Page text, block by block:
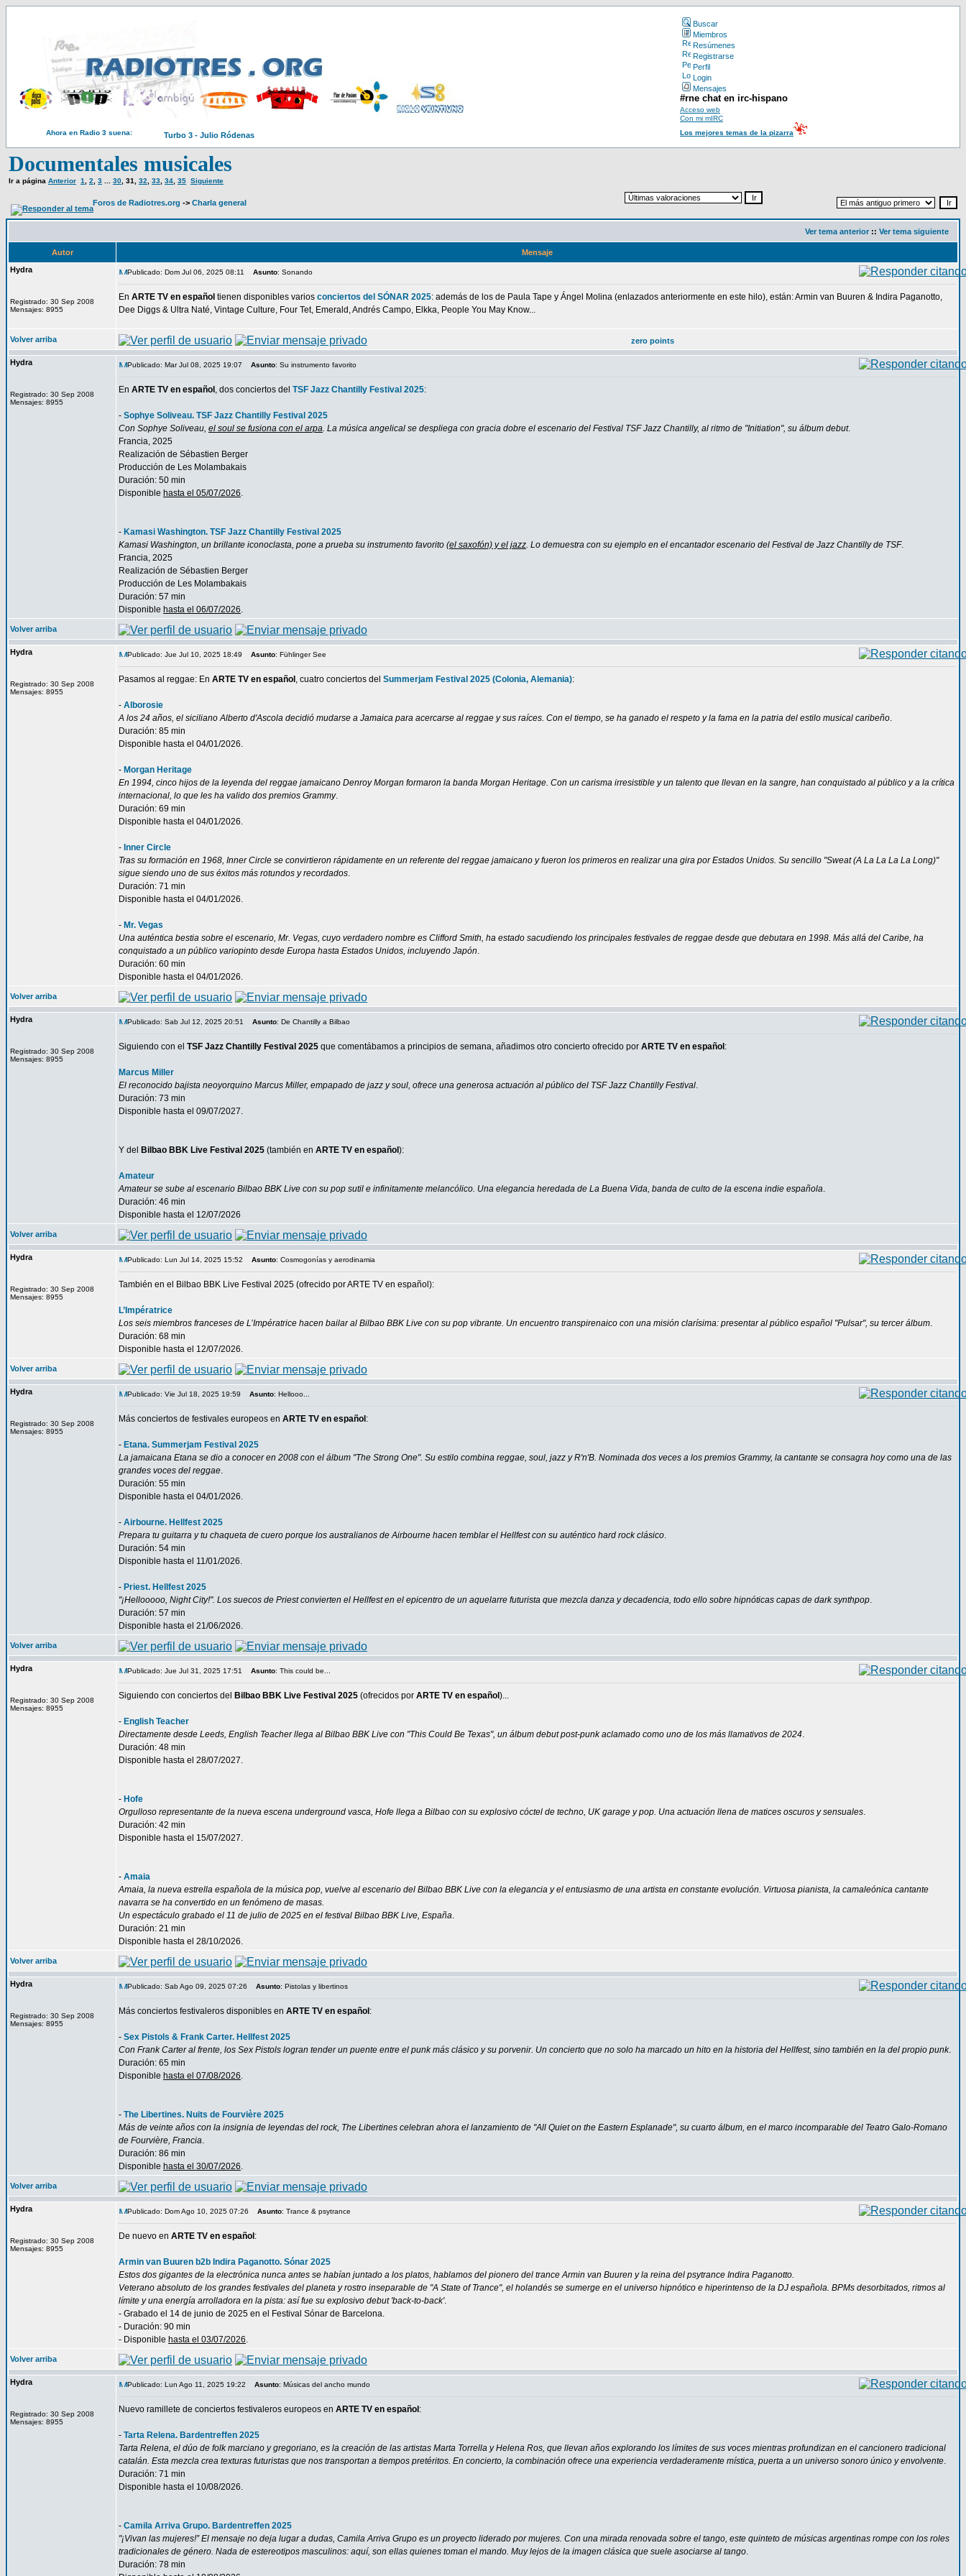
Buscar
Miembros
Resúmenes
Registrarse
Perfil
Login
Mensajes
#rne chat en irc-hispano
Acceso web
Con mi mIRC
Ahora en Radio 3 suena:
Turbo 3 - Julio Ródenas Los mejores temas de la pizarra
Documentales musicales
Ir a página Anterior 1 2 3 30 31 32 33 34 35 Siguiente
Foros de Radiotres.org -> Charla general
Ver tema anterior :: Ver tema siguiente
Autor
Mensaje
Hydra
Registrado: 30 Sep 2008
Mensajes: 8955
Publicado: Dom Jul 06, 2025 08:11 Asunto: Sonando
En ARTE TV en español tienen disponibles varios conciertos del SÓNAR 2025: además de los de Paula Tape y Ángel Molina (enlazados anteriormente en este hilo), están: Armin van Buuren & Indira Paganotto,
Dee Diggs & Ultra Naté, Vintage Culture, Four Tet, Emerald, Andrés Campo, Elkka, People You May Know...
Volver arriba zero points
Hydra
Registrado: 30 Sep 2008
Mensajes: 8955
Publicado: Mar Jul 08, 2025 19:07 Asunto: Su instrumento favorito
En ARTE TV en español , dos conciertos del TSF Jazz Chantilly Festival 2025:
- Sophye Soliveau. TSF Jazz Chantilly Festival 2025
Con Sophye Soliveau, el soul se fusiona con el arpa. La música angelical se despliega con gracia dobre el escenario del Festival TSF Jazz Chantilly, al ritmo de "Initiation", su álbum debut.
Francia, 2025
Realización de Sébastien Berger
Producción de Les Molambakais
Duración: 50 min
Disponible hasta el 05/07/2026.
- Kamasi Washington. TSF Jazz Chantilly Festival 2025
Kamasi Washington, un brillante iconoclasta, pone a prueba su instrumento favorito (el saxofón) y el jazz. Lo demuestra con su ejemplo en el encantador escenario del Festival de Jazz Chantilly de TSF.
Francia, 2025
Realización de Sébastien Berger
Producción de Les Molambakais
Duración: 57 min
Disponible hasta el 06/07/2026.
Volver arriba
Hydra
Registrado: 30 Sep 2008
Mensajes: 8955
Publicado: Jue Jul 10, 2025 18:49 Asunto: Fühlinger See
Pasamos al reggae: En ARTE TV en español , cuatro conciertos del Summerjam Festival 2025 (Colonia, Alemania):
- Alborosie
A los 24 años, el siciliano Alberto d'Ascola decidió mudarse a Jamaica para acercarse al reggae y sus raíces. Con el tiempo, se ha ganado el respeto y la fama en la patria del estilo musical caribeño.
Duración: 85 min
Disponible hasta el 04/01/2026.
- Morgan Heritage
En 1994, cinco hijos de la leyenda del reggae jamaicano Denroy Morgan formaron la banda Morgan Heritage. Con un carisma irresistible y un talento que llevan en la sangre, han conquistado al público y a la crítica
internacional, lo que les ha valido dos premios Grammy.
Duración: 69 min
Disponible hasta el 04/01/2026.
- Inner Circle
Tras su formación en 1968, Inner Circle se convirtieron rápidamente en un referente del reggae jamaicano y fueron los primeros en realizar una gira por Estados Unidos. Su sencillo "Sweat (A La La La La Long)"
sigue siendo uno de sus éxitos más rotundos y recordados.
Duración: 71 min
Disponible hasta el 04/01/2026.
- Mr. Vegas
Una auténtica bestia sobre el escenario, Mr. Vegas, cuyo verdadero nombre es Clifford Smith, ha estado sacudiendo los principales festivales de reggae desde que debutara en 1998. Más allá del Caribe, ha
conquistado a un público variopinto desde Europa hasta Estados Unidos, incluyendo Japón.
Duración: 60 min
Disponible hasta el 04/01/2026.
Volver arriba
Hydra
Registrado: 30 Sep 2008
Mensajes: 8955
Publicado: Sab Jul 12, 2025 20:51 Asunto: De Chantilly a Bilbao
Siguiendo con el TSF Jazz Chantilly Festival 2025 que comentábamos a principios de semana, añadimos otro concierto ofrecido por ARTE TV en español :
Marcus Miller
El reconocido bajista neoyorquino Marcus Miller, empapado de jazz y soul, ofrece una generosa actuación al público del TSF Jazz Chantilly Festival.
Duración: 73 min
Disponible hasta el 09/07/2027.
Y del Bilbao BBK Live Festival 2025 (también en ARTE TV en español ):
Amateur
Amateur se sube al escenario Bilbao BBK Live con su pop sutil e infinitamente melancólico. Una elegancia heredada de La Buena Vida, banda de culto de la escena indie española.
Duración: 46 min
Disponible hasta el 12/07/2026
Volver arriba
Hydra
Registrado: 30 Sep 2008
Mensajes: 8955
Publicado: Lun Jul 14, 2025 15:52 Asunto: Cosmogonías y aerodinamia
También en el Bilbao BBK Live Festival 2025 (ofrecido por ARTE TV en español):
L’Impératrice
Los seis miembros franceses de L’Impératrice hacen bailar al Bilbao BBK Live con su pop vibrante. Un encuentro transpirenaico con una misión clarísima: presentar al público español "Pulsar", su tercer álbum.
Duración: 68 min
Disponible hasta el 12/07/2026.
Volver arriba
Hydra
Registrado: 30 Sep 2008
Mensajes: 8955
Publicado: Vie Jul 18, 2025 19:59 Asunto: Hellooo...
Más conciertos de festivales europeos en ARTE TV en español :
- Etana. Summerjam Festival 2025
La jamaicana Etana se dio a conocer en 2008 con el álbum "The Strong One". Su estilo combina reggae, soul, jazz y R'n'B. Nominada dos veces a los premios Grammy, la cantante se consagra hoy como una de las
grandes voces del reggae.
Duración: 55 min
Disponible hasta el 04/01/2026.
- Airbourne. Hellfest 2025
Prepara tu guitarra y tu chaqueta de cuero porque los australianos de Airbourne hacen temblar el Hellfest con su auténtico hard rock clásico.
Duración: 54 min
Disponible hasta el 11/01/2026.
- Priest. Hellfest 2025
"¡Hellooooo, Night City!". Los suecos de Priest convierten el Hellfest en el epicentro de un aquelarre futurista que mezcla danza y decadencia, todo ello sobre hipnóticas capas de dark synthpop.
Duración: 57 min
Disponible hasta el 21/06/2026.
Volver arriba
Hydra
Registrado: 30 Sep 2008
Mensajes: 8955
Publicado: Jue Jul 31, 2025 17:51 Asunto: This could be...
Siguiendo con conciertos del Bilbao BBK Live Festival 2025 (ofrecidos por ARTE TV en español )...
- English Teacher
Directamente desde Leeds, English Teacher llega al Bilbao BBK Live con "This Could Be Texas", un álbum debut post-punk aclamado como uno de los más llamativos de 2024.
Duración: 48 min
Disponible hasta el 28/07/2027.
- Hofe
Orgulloso representante de la nueva escena underground vasca, Hofe llega a Bilbao con su explosivo cóctel de techno, UK garage y pop. Una actuación llena de matices oscuros y sensuales.
Duración: 42 min
Disponible hasta el 15/07/2027.
- Amaia
Amaia, la nueva estrella española de la música pop, vuelve al escenario del Bilbao BBK Live con la elegancia y el entusiasmo de una artista en constante evolución. Virtuosa pianista, la camaleónica cantante
navarra se ha convertido en un fenómeno de masas.
Un espectáculo grabado el 11 de julio de 2025 en el festival Bilbao BBK Live, España.
Duración: 21 min
Disponible hasta el 28/10/2026.
Volver arriba
Hydra
Registrado: 30 Sep 2008
Mensajes: 8955
Publicado: Sab Ago 09, 2025 07:26 Asunto: Pistolas y libertinos
Más conciertos festivaleros disponibles en ARTE TV en español :
- Sex Pistols & Frank Carter. Hellfest 2025
Con Frank Carter al frente, los Sex Pistols logran tender un puente entre el punk más clásico y su porvenir. Un concierto que no solo ha marcado un hito en la historia del Hellfest, sino también en la del propio punk.
Duración: 65 min
Disponible hasta el 07/08/2026.
- The Libertines. Nuits de Fourvière 2025
Más de veinte años con la insignia de leyendas del rock, The Libertines celebran ahora el lanzamiento de "All Quiet on the Eastern Esplanade", su cuarto álbum, en el marco incomparable del Teatro Galo-Romano
de Fourvière, Francia.
Duración: 86 min
Disponible hasta el 30/07/2026.
Volver arriba
Hydra
Registrado: 30 Sep 2008
Mensajes: 8955
Publicado: Dom Ago 10, 2025 07:26 Asunto: Trance & psytrance
De nuevo en ARTE TV en español :
Armin van Buuren b2b Indira Paganotto. Sónar 2025
Estos dos gigantes de la electrónica nunca antes se habían juntado a los platos, hablamos del pionero del trance Armin van Buuren y la reina del psytrance Indira Paganotto.
Veterano absoluto de los grandes festivales del planeta y rostro inseparable de "A State of Trance", el holandés se sumerge en el universo hipnótico e hiperintenso de la DJ española. BPMs desorbitados, ritmos al
límite y una energía arrolladora en la pista: así fue su explosivo debut 'back-to-back'.
- Grabado el 14 de junio de 2025 en el Festival Sónar de Barcelona.
- Duración: 90 min
- Disponible hasta el 03/07/2026.
Volver arriba
Hydra
Registrado: 30 Sep 2008
Mensajes: 8955
Publicado: Lun Ago 11, 2025 19:22 Asunto: Músicas del ancho mundo
Nuevo ramillete de conciertos festivaleros europeos en ARTE TV en español :
- Tarta Relena. Bardentreffen 2025
Tarta Relena, el dúo de folk marciano y gregoriano, es la creación de las artistas Marta Torrella y Helena Ros, que llevan años explorando los límites de sus voces mientras profundizan en el cancionero tradicional
catalán. Esta mezcla crea texturas futuristas que nos transportan a tiempos pretéritos. En concierto, la combinación ofrece una experiencia verdaderamente mística, puerta a un universo sonoro único y envolvente.
Duración: 71 min
Disponible hasta el 10/08/2026.
- Camila Arriva Grupo. Bardentreffen 2025
"¡Vivan las mujeres!” El mensaje no deja lugar a dudas, Camila Arriva Grupo es un proyecto liderado por mujeres. Con una mirada renovada sobre el tango, este quinteto de músicas argentinas rompe con los roles
tradicionales de género. Nada de estereotipos masculinos: aquí, son ellas quienes toman el mando. Muy lejos de la imagen clásica que suele asociarse al tango.
Duración: 78 min